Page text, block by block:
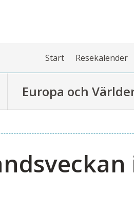
Start Resekalender
Europa och